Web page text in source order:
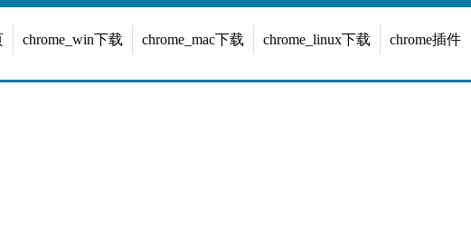
chrome_win下载 chrome_mac下载 chrome_linux下载 chrome插件